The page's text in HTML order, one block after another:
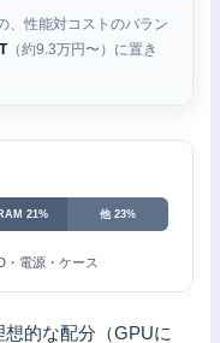
、性能対コストのバラン
（約9.3万円〜）に置き
21% 他 23%
・電源・ケース
的な配分（GPUに